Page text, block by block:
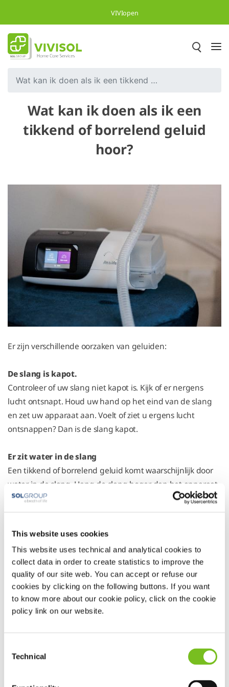
This website uses cookies
This website uses technical and analytical cookies to
collect data in order to create statistics to improve the
quality of our site web. You can accept or refuse our
cookies by clicking on the following buttons. If you want
to know more about our cookie policy, click on the cookie
policy link on our website.
Selection
Technical
VIVIopen
Wat kan ik doen als ik een tikkend of borrelend geluid hoor?
Wat kan ik doen als ik een
tikkend of borrelend geluid
hoor?
Er zijn verschillende oorzaken van geluiden:
De slang is kapot.
Controleer of uw slang niet kapot is. Kijk of er nergens
lucht ontsnapt. Houd uw hand op het eind van de slang
en zet uw apparaat aan. Voelt of ziet u ergens lucht
ontsnappen? Dan is de slang kapot.
Er zit water in de slang
Een tikkend of borrelend geluid komt waarschijnlijk door
water in de slang. Hang de slang hoger dan het apparaat
(bijvoorbeeld met een slanghouder). Op deze manier
Het masker is niet goed afgesteld
Controleer of u het masker goed hebtafgesteld.
Het masker lekt
Als u uw masker niet goed schoonmaakt, kan een masker
lekken.
leest u wat